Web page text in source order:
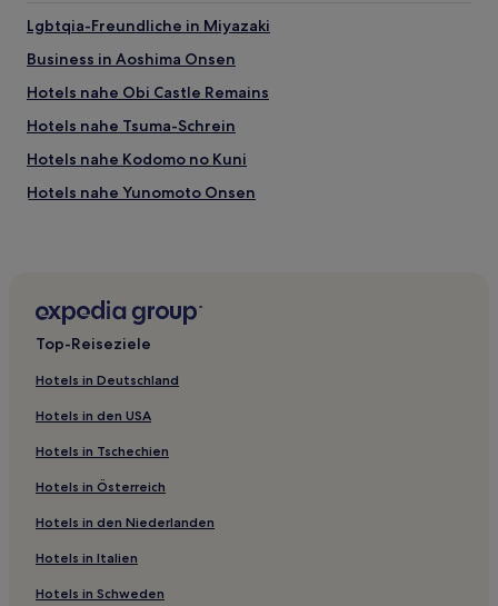
2 Erwachsenen
wurde.
Preise
Verfügbarkeiten
sich
ändern.
Lgbtqia-Freundliche in Miyazaki
Business in Aoshima Onsen
Hotels nahe Obi Castle Remains
Hotels nahe Tsuma-Schrein
Hotels nahe Kodomo no Kuni
Hotels nahe Yunomoto Onsen
Präfektur Miyazaki: Hotels
Gokase Hotels
Takaharu Hotels
Fudono Hotels
Top-Reiseziele
Hotels in Deutschland
Hotels in den USA
Hotels in Tschechien
Hotels in Österreich
Hotels in den Niederlanden
Hotels in Italien
Hotels in Schweden